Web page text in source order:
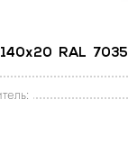
RAL 7035